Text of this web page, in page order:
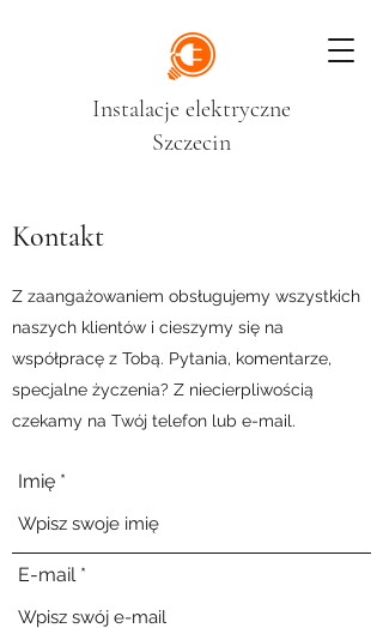
Instalacje elektryczne
Szczecin
Kontakt
Z zaangażowaniem obsługujemy wszystkich
naszych klientów i cieszymy się na
współpracę z Tobą. Pytania, komentarze,
specjalne życzenia? Z niecierpliwością
czekamy na Twój telefon lub e-mail.
Imię
E-mail